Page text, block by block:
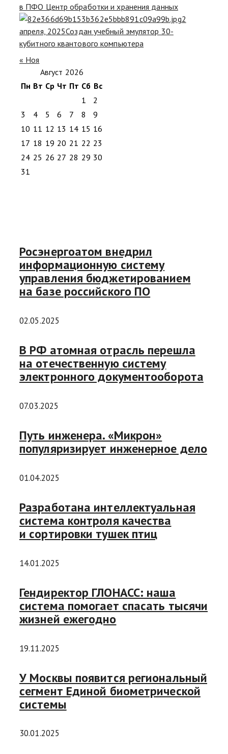
в ПФО Центр обработки и хранения данных
2
апреля, 2025Создан учебный эмулятор 30-
кубитного квантового компьютера
« Ноя
Август 2026
Пн Вт Ср Чт Пт Сб Вс
1
2
3
4 5 6 7 8
9
10 11 12 13 14 15 16
17 18 19 20 21 22 23
24 25 26 27 28 29 30
31
Росэнергоатом внедрил
информационную систему
управления бюджетированием
на базе российского ПО
02.05.2025
В РФ атомная отрасль перешла
на отечественную систему
электронного документооборота
07.03.2025
Путь инженера. «Микрон»
популяризирует инженерное дело
01.04.2025
Разработана интеллектуальная
система контроля качества
и сортировки тушек птиц
14.01.2025
Гендиректор ГЛОНАСС: наша
система помогает спасать тысячи
жизней ежегодно
19.11.2025
У Москвы появится региональный
сегмент Единой биометрической
системы
30.01.2025